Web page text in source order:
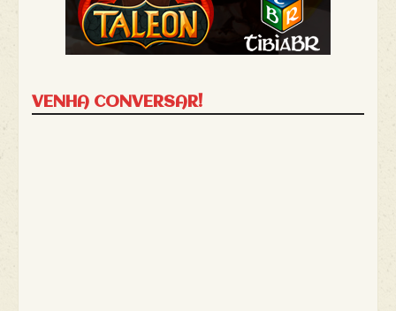
VENHA CONVERSAR!